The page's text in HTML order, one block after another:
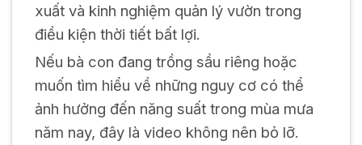
xuất và kinh nghiệm quản lý vườn trong
điều kiện thời tiết bất lợi.
Nếu bà con đang trồng sầu riêng hoặc
muốn tìm hiểu về những nguy cơ có thể
ảnh hưởng đến năng suất trong mùa mưa
năm nay, đây là video không nên bỏ lỡ.